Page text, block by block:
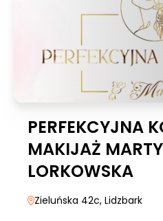
PERFEKCYJNA
MAKIJAŻ
LORKOWSKA
Zieluńska 42c, Lidzbark